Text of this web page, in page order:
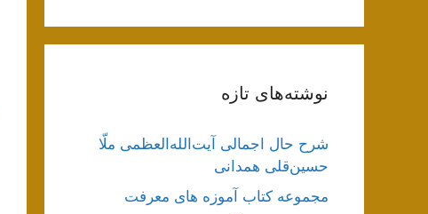
نوشته‌های تازه
شرح حال اجمالی آیت‌الله‌العظمی ملّا
حسین‌قلی همدانی
مجموعه کتاب آموزه های معرفت